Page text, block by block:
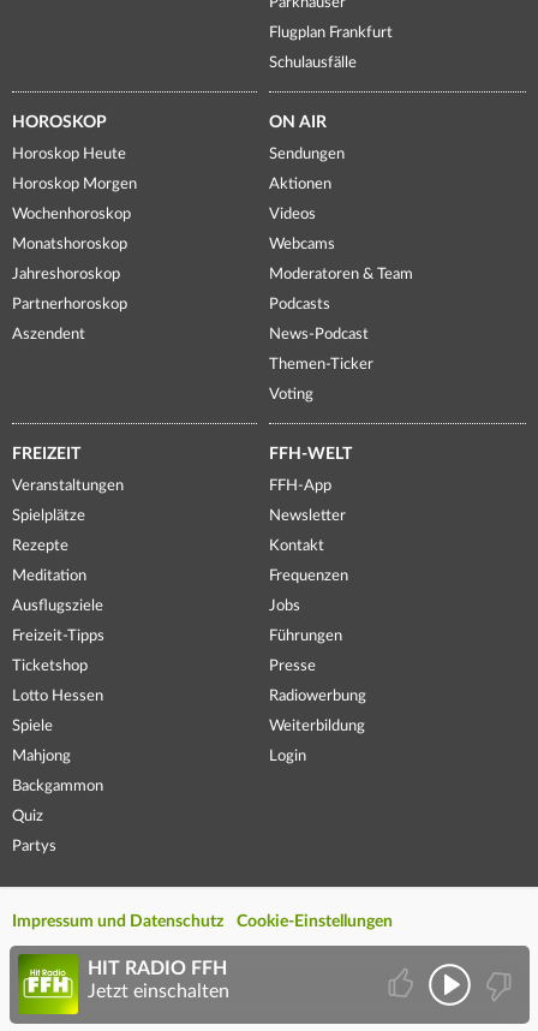
Parkhäuser
Flugplan Frankfurt
Schulausfälle
HOROSKOP
Horoskop Heute
Horoskop Morgen
Wochenhoroskop
Monatshoroskop
Jahreshoroskop
Partnerhoroskop
Aszendent
ON AIR
Sendungen
Aktionen
Videos
Webcams
Moderatoren & Team
Podcasts
News-Podcast
Themen-Ticker
Voting
FREIZEIT
Veranstaltungen
Spielplätze
Rezepte
Meditation
Ausflugsziele
Freizeit-Tipps
Ticketshop
Lotto Hessen
Spiele
Mahjong
Backgammon
Quiz
Partys
FFH-WELT
FFH-App
Newsletter
Kontakt
Frequenzen
Jobs
Führungen
Presse
Radiowerbung
Weiterbildung
Login
Impressum und Datenschutz Cookie-Einstellungen
HIT RADIO FFH
Jetzt einschalten